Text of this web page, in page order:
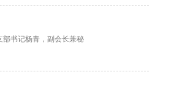
部书记杨青，副会长兼秘